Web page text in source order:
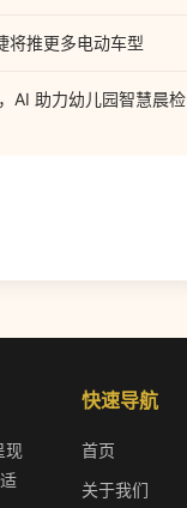
将推更多电动车型
AI 助力幼儿园智慧晨检
现
快速导航
首页
关于我们